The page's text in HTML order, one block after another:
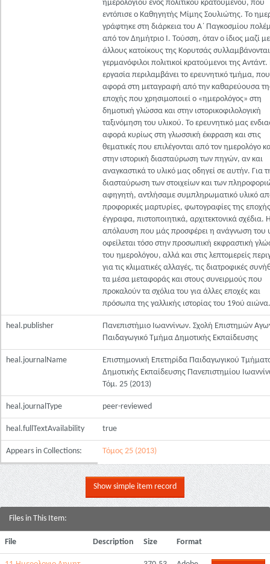
ημερολογίου ενός πολιτικού κρατούμενου, που
εντόπισε ο Καθηγητής Μίμης Σουλιώτης. Το
γράφτηκε στη διάρκεια του Α΄ Παγκοσμίου
από τον Δημήτριο Ι. Τούσση, όταν ο ίδιος μαζί με
άλλους κατοίκους της Κορυτσάς
γερμανόφιλοι πολιτικοί κρατούμενοι της
εργασία περιλαμβάνει το ερευνητικό τμήμα, που
αφορά στη μεταγραφή από την καθαρεύουσα
εποχής που χρησιμοποιεί ο «ημερολόγος» στη
δημοτική γλώσσα και στην ιστορικοφιλολογική
ταξινόμηση του υλικού. Το ερευνητικό μας
αφορά κυρίως στη γλωσσική έκφραση και στις
θεματικές που επιλέγονται από τον ημερολόγο
στην ιστορική διασταύρωση των πηγών, αν και
αναγκαστικά το υλικό μας οδηγεί σε αυτήν. Για
διασταύρωση των στοιχείων και των
αφηγητή, αντλήσαμε συμπληρωματικό υλικό
προφορικές μαρτυρίες, φωτογραφίες της
έγγραφα, πιστοποιητικά, αρχιτεκτονικά σχέδια.
απόλαυση που μάς προσφέρει η ανάγνωση του
οφείλεται τόσο στην προσωπική εκφραστική
του ημερολόγου, αλλά και στις λεπτομερείς
για τις κλιματικές αλλαγές, τις διατροφικές
τα μέσα μεταφοράς και στους συνειρμούς που
προκαλούν τα σχόλια του για άλλες εποχές και
πρόσωπα της γαλλικής ιστορίας του 19ού αιώνα.
heal.publisher
Πανεπιστήμιο Ιωαννίνων. Σχολή Επιστημών
Παιδαγωγικό Τμήμα Δημοτικής Εκπαίδευσης
heal.journalName
Επιστημονική Επετηρίδα Παιδαγωγικού
Δημοτικής Εκπαίδευσης Πανεπιστημίου
Τόμ. 25 (2013)
heal.journalType peer-reviewed
heal.fullTextAvailability true
Appears in Collections: Τόμος 25 (2013)
Show simple item record
Files in This Item:
File Description Size Format